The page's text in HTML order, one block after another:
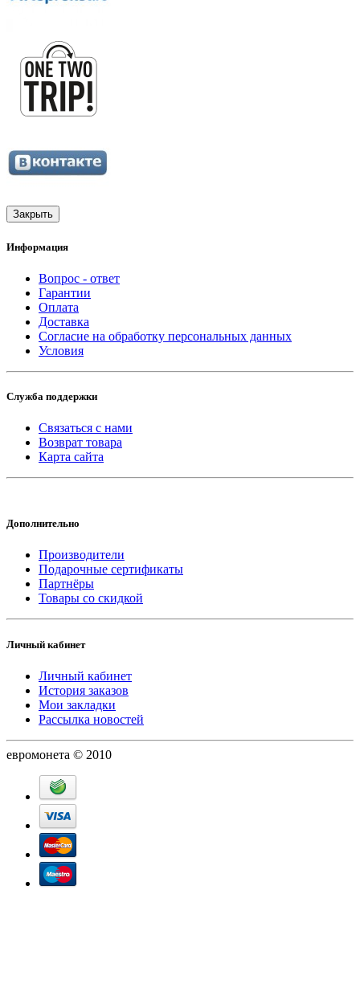
Закрыть
Информация
Вопрос - ответ
Гарантии
Оплата
Доставка
Согласие на обработку персональных данных
Условия
Служба поддержки
Связаться с нами
Возврат товара
Карта сайта
Дополнительно
Производители
Подарочные сертификаты
Партнёры
Товары со скидкой
Личный кабинет
Личный кабинет
История заказов
Мои закладки
Рассылка новостей
евромонета © 2010